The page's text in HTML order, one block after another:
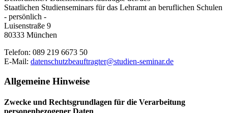
Staatlichen Studienseminars für das Lehramt an beruflichen Schulen
- persönlich -
Luisenstraße 9
80333 München
Telefon: 089 219 6673 50
E-Mail: datenschutzbeauftragter@studien-seminar.de
Allgemeine Hinweise
Zwecke und Rechtsgrundlagen für die Verarbeitung
personenbezogener Daten